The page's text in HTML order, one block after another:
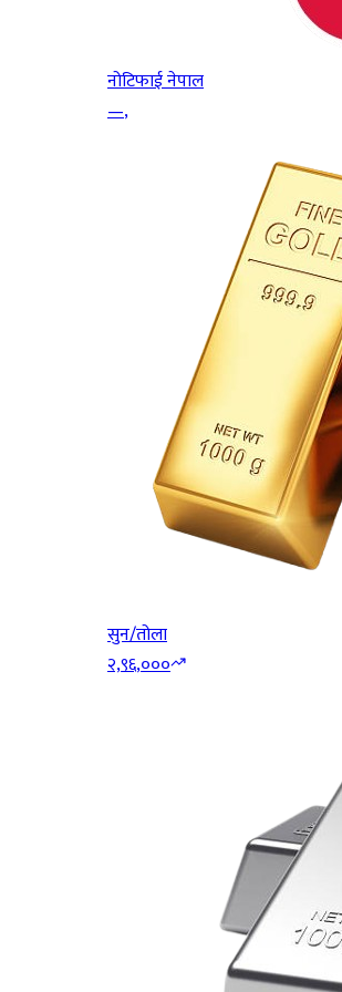
नोटिफाई नेपाल
—,
सुन/तोला
२,९६,०००